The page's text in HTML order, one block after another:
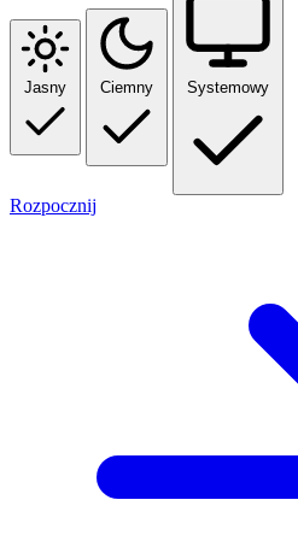
Jasny Ciemny Systemowy
Rozpocznij